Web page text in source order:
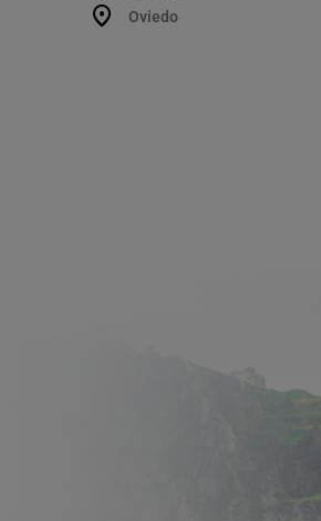
Oviedo